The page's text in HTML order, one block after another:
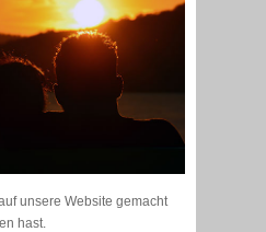
unsere Website gemacht
hast.